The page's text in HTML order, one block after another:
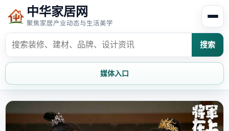
中华家居网
聚焦家居产业动态与生活美学
搜索
媒体入口